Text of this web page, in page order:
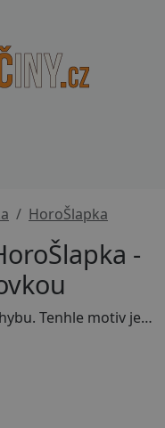
HoroŠlapka
-
Praktická, připravená a vždy v pohybu. Tenhle motiv je pro HoroŠlapky, které mají rády svobodu, ale i funkčnost. Víš, že dobrodružství nezačíná cílem, ale prvním krokem. Pokud tě víc baví lesní cesty než městské ulice, tady se najdeš.